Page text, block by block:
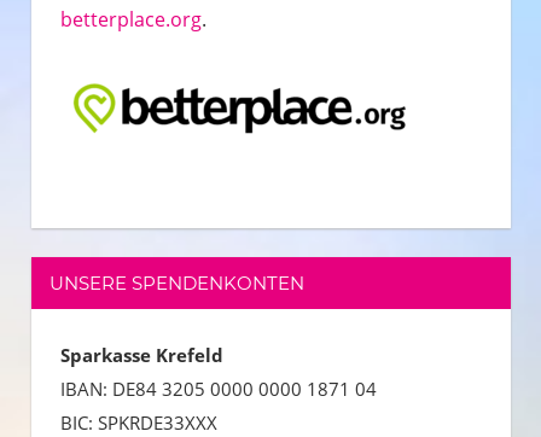
betterplace.org.
UNSERE SPENDENKONTEN
Sparkasse Krefeld
IBAN: DE84 3205 0000 0000 1871 04
BIC: SPKRDE33XXX